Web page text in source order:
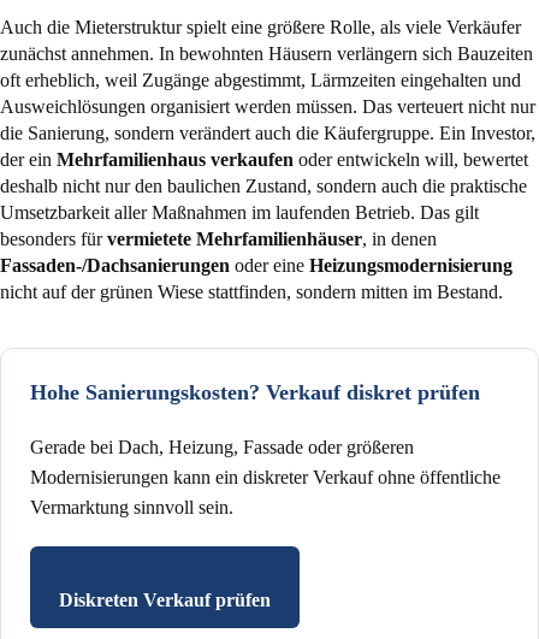
Auch die Mieterstruktur spielt eine größere Rolle, als viele Verkäufer
zunächst annehmen. In bewohnten Häusern verlängern sich Bauzeiten
oft erheblich, weil Zugänge abgestimmt, Lärmzeiten eingehalten und
Ausweichlösungen organisiert werden müssen. Das verteuert nicht nur
die Sanierung, sondern verändert auch die Käufergruppe. Ein Investor,
der ein Mehrfamilienhaus verkaufen oder entwickeln will, bewertet
deshalb nicht nur den baulichen Zustand, sondern auch die praktische
Umsetzbarkeit aller Maßnahmen im laufenden Betrieb. Das gilt
besonders fürvermietete Mehrfamilienhäuser, in denen
Fassaden-/Dachsanierungen oder eine Heizungsmodernisierung
nicht auf der grünen Wiese stattfinden, sondern mitten im Bestand.
Hohe Sanierungskosten? Verkauf diskret prüfen
Gerade bei Dach, Heizung, Fassade oder größeren
Modernisierungen kann ein diskreter Verkauf ohne öffentliche
Vermarktung sinnvoll sein.
Diskreten Verkauf prüfen